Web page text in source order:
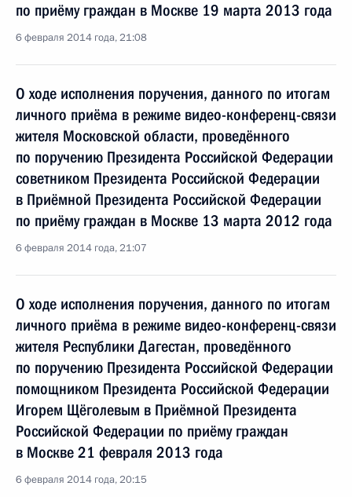
по приёму граждан в Москве 19 марта 2013 года
6 февраля 2014 года, 21:08
О ходе исполнения поручения, данного по итогам
личного приёма в режиме видео-конференц-связи
жителя Московской области, проведённого
по поручению Президента Российской Федерации
советником Президента Российской Федерации
в Приёмной Президента Российской Федерации
по приёму граждан в Москве 13 марта 2012 года
6 февраля 2014 года, 21:07
О ходе исполнения поручения, данного по итогам
личного приёма в режиме видео-конференц-связи
жителя Республики Дагестан, проведённого
по поручению Президента Российской Федерации
помощником Президента Российской Федерации
Игорем Щёголевым в Приёмной Президента
Российской Федерации по приёму граждан
в Москве 21 февраля 2013 года
6 февраля 2014 года, 20:15